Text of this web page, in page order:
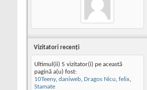
Vizitatori recenţi
Ultimul(ii) 5 vizitator(i) pe această
pagină a(u) fost:
10Teeny, daniweb, Dragos Nicu, felix,
Stamate